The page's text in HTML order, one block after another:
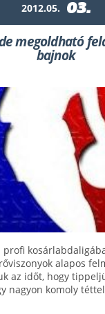
2012.05. 03.
megoldható
bajnok
profi
alapos
az időt, hogy
nagyon komoly